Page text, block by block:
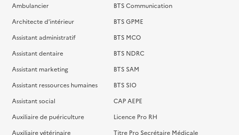
Ambulancier
Architecte d'intérieur
Assistant administratif
Assistant dentaire
Assistant marketing
Assistant ressources humaines
Assistant social
Auxiliaire de puériculture
Auxiliaire vétérinaire
BTS Communication
BTS GPME
BTS MCO
BTS NDRC
BTS SAM
BTS SIO
CAP AEPE
Licence Pro RH
Titre Pro Secrétaire Médicale